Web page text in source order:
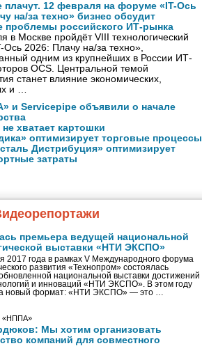
плачут. 12 февраля на форуме «IT-Ось
на/за техно» бизнес обсудит
проблемы российского ИТ-рынка
в Москве пройдёт VIII технологический
2026: Плачу на/за техно»,
одним из крупнейших в России ИТ-
OCS. Центральной темой
станет влияние экономических,
и …
и Servicepipe объявили о начале
не хватает картошки
оптимизирует торговые процессы
Дистрибуция» оптимизирует
затраты
премьера ведущей национальной
выставки «НТИ ЭКСПО»
2017 года в рамках V Международного форума
развития «Технопром» состоялась
национальной выставки достижений
и инноваций «НТИ ЭКСПО». В этом году
новый формат: «НТИ ЭКСПО» — это …
«НППА»
Мы хотим организовать
компаний для совместного